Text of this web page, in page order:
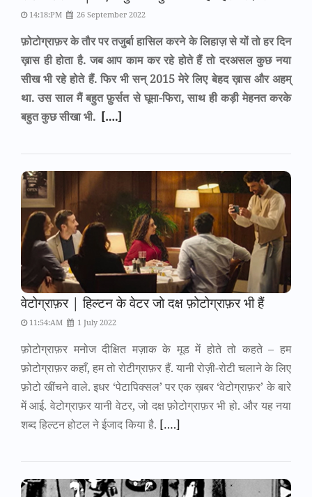
14:18:PM 26 September 2022
फ़ोटोग्राफ़र के तौर पर तजुर्बा हासिल करने के लिहाज़ से यों तो हर दिन
ख़ास ही होता है. जब आप काम कर रहे होते हैं तो दरअसल कुछ नया
सीख भी रहे होते हैं. फिर भी सन् 2015 मेरे लिए बेहद ख़ास और अहम्
था. उस साल मैं बहुत फ़ुर्सत से घूमा-फिरा, साथ ही कड़ी मेहनत करके
बहुत कुछ सीखा भी. [….]
वेटोग्राफ़र | हिल्टन के वेटर जो दक्ष फ़ोटोग्राफ़र भी हैं
11:54:AM 1 July 2022
फ़ोटोग्राफ़र मनोज दीक्षित मज़ाक के मूड में होते तो कहते – हम
फ़ोटोग्राफ़र कहाँ, हम तो रोटीग्राफ़र हैं. यानी रोज़ी-रोटी चलाने के लिए
फ़ोटो खींचने वाले. इधर ‘पेटापिक्सल’ पर एक ख़बर ‘वेटोग्राफ़र’ के बारे
में आई. वेटोग्राफ़र यानी वेटर, जो दक्ष फ़ोटोग्राफ़र भी हो. और यह नया
शब्द हिल्टन होटल ने ईजाद किया है. [….]